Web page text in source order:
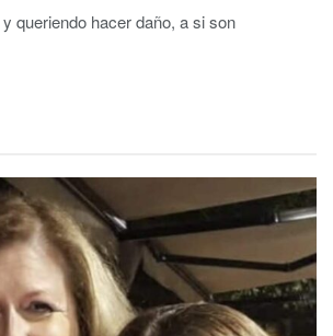
queriendo hacer daño, a si son